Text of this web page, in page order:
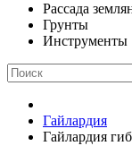
Рассада
Грунты
Инструменты
Гайлардия
Гайлардия